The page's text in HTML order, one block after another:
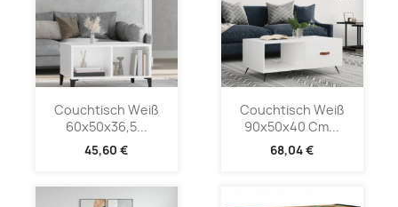
Couchtisch Weiß
60x50x36,5...
45,60 €
Couchtisch Weiß
90x50x40 Cm...
68,04 €